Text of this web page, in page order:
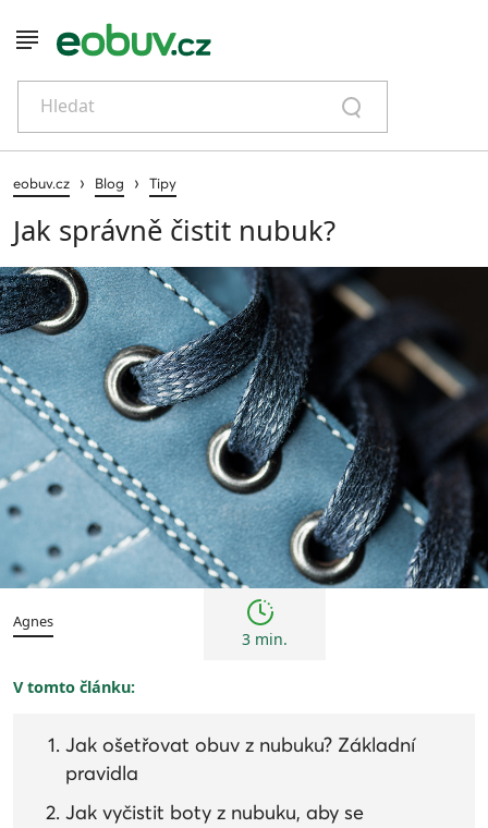
Hledat
eobuv.cz › Blog › Tipy
Jak správně čistit nubuk?
Tipy
Agnes
3 min.
V tomto článku:
Jak ošetřovat obuv z nubuku? Základní
pravidla
Jak vyčistit boty z nubuku, aby se